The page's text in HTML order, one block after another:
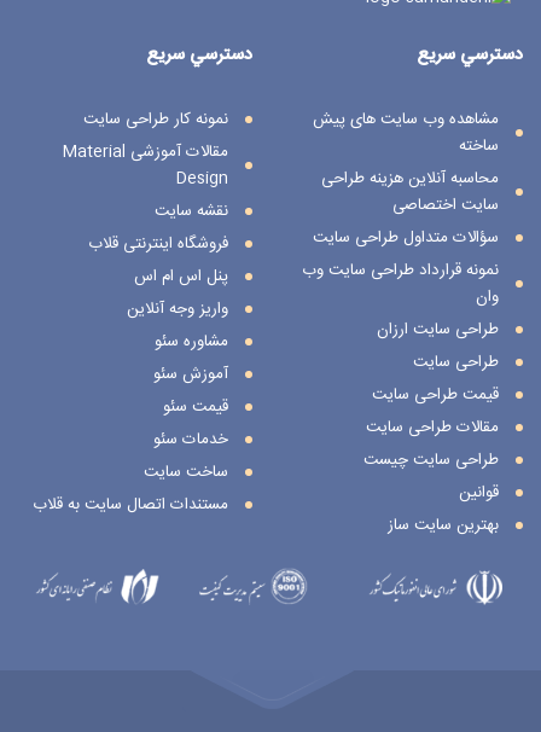
دسترسي سريع
نمونه کار طراحی سایت
مقالات آموزشی Material
Design
نقشه سایت
فروشگاه اینترنتی قلاب
پنل اس ام اس
واریز وجه آنلاین
مشاوره سئو
آموزش سئو
قیمت سئو
خدمات سئو
ساخت سایت
مستندات اتصال سایت به قلاب
دسترسي سريع
مشاهده وب سایت های پیش
ساخته
محاسبه آنلاین هزینه طراحی
سایت اختصاصی
سؤالات متداول طراحی سایت
نمونه قرارداد طراحی سایت وب
وان
طراحی سایت ارزان
طراحی سایت
قیمت طراحی سایت
مقالات طراحی سایت
طراحی سایت چیست
قوانین
بهترین سایت ساز